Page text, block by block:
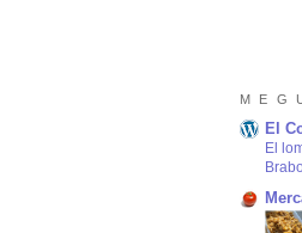
M E G
El
El